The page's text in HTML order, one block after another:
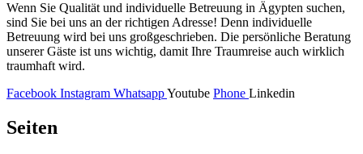
Wenn Sie Qualität und individuelle Betreuung in Ägypten suchen,
sind Sie bei uns an der richtigen Adresse! Denn individuelle
Betreuung wird bei uns großgeschrieben. Die persönliche Beratung
unserer Gäste ist uns wichtig, damit Ihre Traumreise auch wirklich
traumhaft wird.
Facebook Instagram WhatsappYoutube Phone Linkedin
Seiten